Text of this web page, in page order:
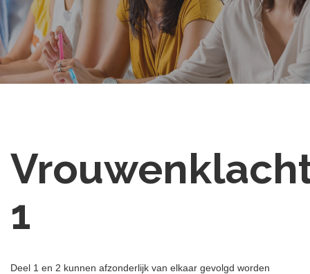
1
Deel 1 en 2 kunnen afzonderlijk van elkaar gevolgd worden